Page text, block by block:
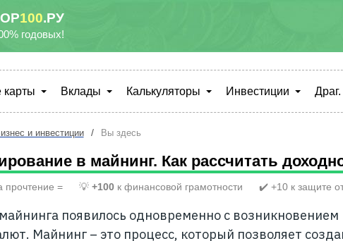
100.РУ
годовых!
карты Вклады Калькуляторы Инвестиции
и инвестиции / Вы здесь
в майнинг. Как рассчитать
прочтение = 💡 +100к финансовой грамотности ✔️ +10 к защите
появилось одновременно с возникновением
Майнинг – это процесс, который позволяет